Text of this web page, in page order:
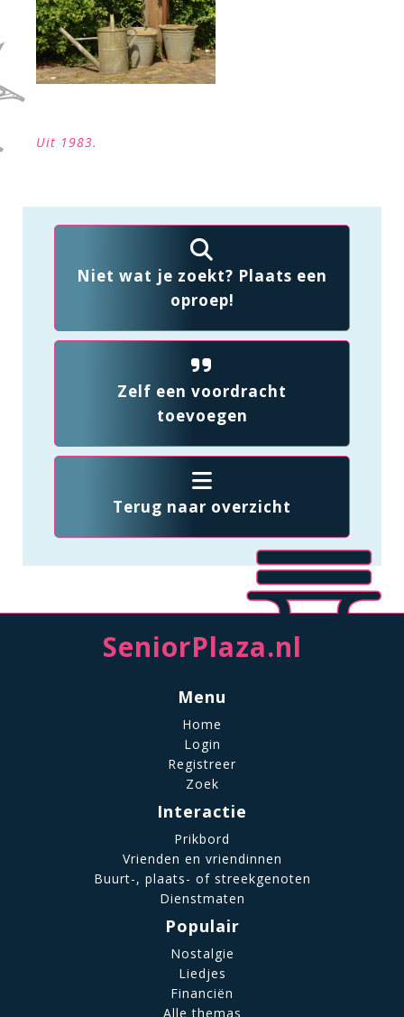
Uit 1983.
Niet wat je zoekt? Plaats een
oproep!
Zelf een voordracht
toevoegen
Terug naar overzicht
SeniorPlaza.nl
Menu
Home
Login
Registreer
Zoek
Interactie
Prikbord
Vrienden en vriendinnen
Buurt-, plaats- of streekgenoten
Dienstmaten
Populair
Nostalgie
Liedjes
Financiën
Alle themas